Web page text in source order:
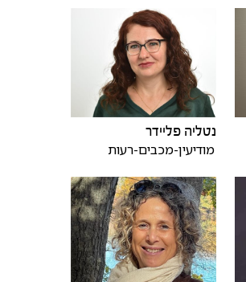
נטליה פליידר
מודיעין-מכבים-רעות